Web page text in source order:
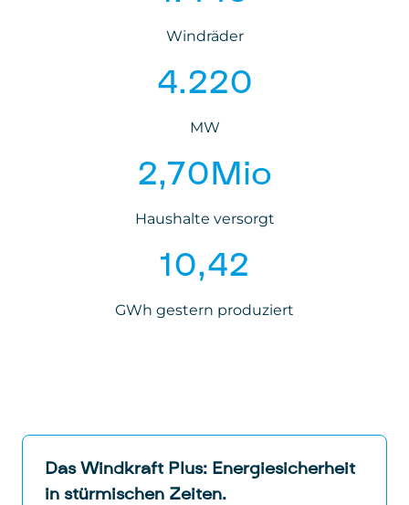
Windräder
4.221
MW
2,70Mio
Haushalte versorgt
10,42
GWh gestern produziert
Das Windkraft Plus: Energiesicherheit
in stürmischen Zeiten.